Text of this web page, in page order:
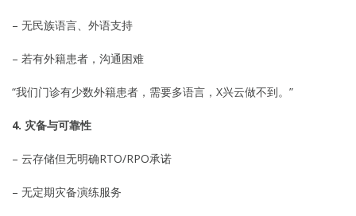
– 无民族语言、外语支持
– 若有外籍患者，沟通困难
“我们门诊有少数外籍患者，需要多语言，X兴云做不到。”
4. 灾备与可靠性
– 云存储但无明确RTO/RPO承诺
– 无定期灾备演练服务